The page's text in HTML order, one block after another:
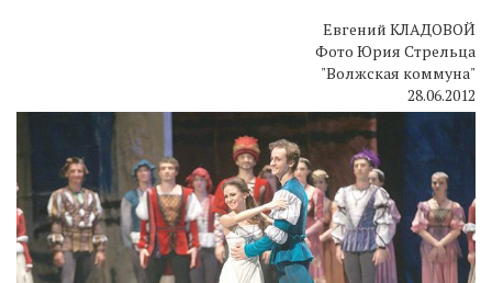
Евгений КЛАДОВОЙ
Фото Юрия Стрельца
"Волжская коммуна"
28.06.2012